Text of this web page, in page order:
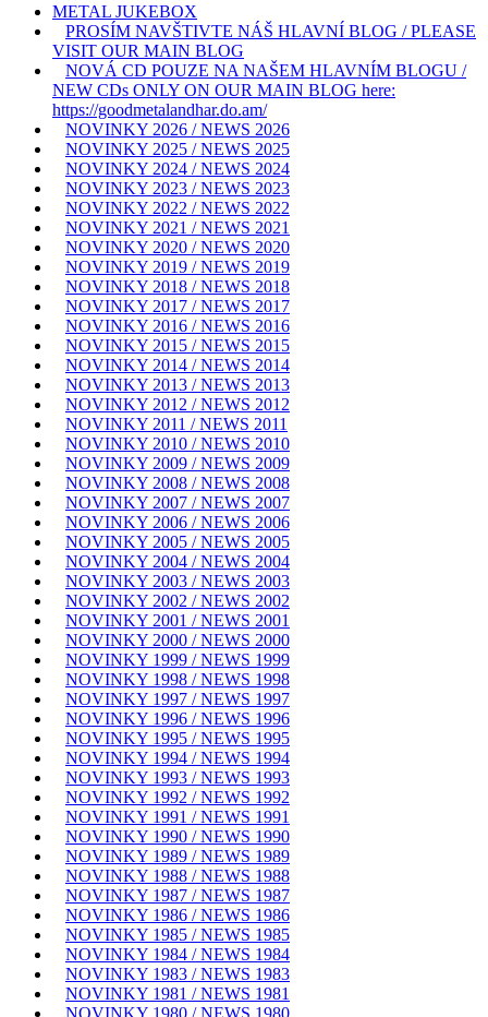
METAL JUKEBOX
PROSÍM NAVŠTIVTE NÁŠ HLAVNÍ BLOG / PLEASE
VISIT OUR MAIN BLOG
NOVÁ CD POUZE NA NAŠEM HLAVNÍM BLOGU /
NEW CDs ONLY ON OUR MAIN BLOG here:
https://goodmetalandhar.do.am/
NOVINKY 2026 / NEWS 2026
NOVINKY 2025 / NEWS 2025
NOVINKY 2024 / NEWS 2024
NOVINKY 2023 / NEWS 2023
NOVINKY 2022 / NEWS 2022
NOVINKY 2021 / NEWS 2021
NOVINKY 2020 / NEWS 2020
NOVINKY 2019 / NEWS 2019
NOVINKY 2018 / NEWS 2018
NOVINKY 2017 / NEWS 2017
NOVINKY 2016 / NEWS 2016
NOVINKY 2015 / NEWS 2015
NOVINKY 2014 / NEWS 2014
NOVINKY 2013 / NEWS 2013
NOVINKY 2012 / NEWS 2012
NOVINKY 2011 / NEWS 2011
NOVINKY 2010 / NEWS 2010
NOVINKY 2009 / NEWS 2009
NOVINKY 2008 / NEWS 2008
NOVINKY 2007 / NEWS 2007
NOVINKY 2006 / NEWS 2006
NOVINKY 2005 / NEWS 2005
NOVINKY 2004 / NEWS 2004
NOVINKY 2003 / NEWS 2003
NOVINKY 2002 / NEWS 2002
NOVINKY 2001 / NEWS 2001
NOVINKY 2000 / NEWS 2000
NOVINKY 1999 / NEWS 1999
NOVINKY 1998 / NEWS 1998
NOVINKY 1997 / NEWS 1997
NOVINKY 1996 / NEWS 1996
NOVINKY 1995 / NEWS 1995
NOVINKY 1994 / NEWS 1994
NOVINKY 1993 / NEWS 1993
NOVINKY 1992 / NEWS 1992
NOVINKY 1991 / NEWS 1991
NOVINKY 1990 / NEWS 1990
NOVINKY 1989 / NEWS 1989
NOVINKY 1988 / NEWS 1988
NOVINKY 1987 / NEWS 1987
NOVINKY 1986 / NEWS 1986
NOVINKY 1985 / NEWS 1985
NOVINKY 1984 / NEWS 1984
NOVINKY 1983 / NEWS 1983
NOVINKY 1981 / NEWS 1981
NOVINKY 1980 / NEWS 1980